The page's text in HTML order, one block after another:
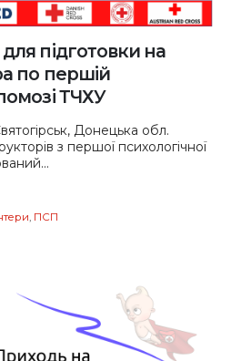
підготовки на
по першій
ТЧХУ
Донецька обл.
з першої психологічної
, ПСП